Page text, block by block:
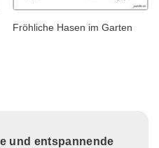
Fröhliche Hasen im Garten
und entspannende